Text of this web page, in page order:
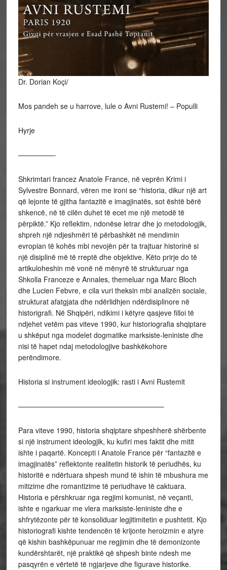
Dr. Dorian Koçi/
Mos pandeh se u harrove, lule o Avni Rustemi! – Populli
Hyrje
—————-
Shkrimtari francez Anatole France, në veprën Krimi i
Sylvestre Bonnard, vëren me ironi se “historia, dikur një art
që lejonte të gjitha fantazitë e imagjinatës, sot është bërë
shkencë, në të cilën duhet të ecet me një metodë të
përpiktë.” Kjo reflektim, ndonëse letrar dhe jo metodologjik,
shpreh një ndjeshmëri të përbashkët në mendimin
evropian të kohës mbi nevojën për ta trajtuar historinë si
një disiplinë më të rreptë dhe objektive. Këto prirje do të
artikuloheshin më vonë në mënyrë të strukturuar nga
Shkolla Franceze e Annales, themeluar nga Marc Bloch
dhe Lucien Febvre, e cila vuri theksin mbi analizën sociale,
strukturat afatgjata dhe ndërlidhjen ndërdisiplinore në
historigrafi. Në Shqipëri, ndikimi i këtyre qasjeve filloi të
ndjehet vetëm pas viteve 1990, kur historiografia shqiptare
u shkëput nga modelet dogmatike marksiste-leniniste dhe
nisi të hapet ndaj metodologjive bashkëkohore
perëndimore.
Historia si instrument ideologjik: rasti i Avni Rustemit
————————————————————–
Para viteve 1990, historia shqiptare shpeshherë shërbente
si një instrument ideologjik, ku kufiri mes faktit dhe mitit
ishte i paqartë. Koncepti i Anatole France për “fantazitë e
imagjinatës” reflektonte realitetin historik të periudhës, ku
historitë e ndërtuara shpesh mund të ishin të mbushura me
mitizime dhe romantizime të periudhave të caktuara.
Historia e përshkruar nga regjimi komunist, në veçanti,
ishte e ngarkuar me vlera marksiste-leniniste dhe e
shfrytëzonte për të konsoliduar legjitimitetin e pushtetit. Kjo
historiografi kishte tendencën të krijonte heroizmin e atyre
që kishin bashkëpunuar me regjimin dhe të demonizonte
kundërshtarët, një praktikë që shpesh binte ndesh me
pasqyrën e vërtetë të ngjarjeve dhe figurave historike.